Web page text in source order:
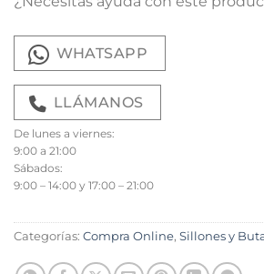
WHATSAPP
LLÁMANOS
De lunes a viernes:
9:00 a 21:00
Sábados:
9:00 – 14:00 y 17:00 – 21:00
Categorías: Compra Online, Sillones y